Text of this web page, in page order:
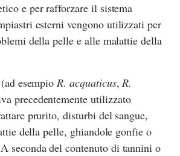
e per rafforzare il sistema
esterni vengono utilizzati per
della pelle e alle malattie della
esempioR. acquaticus,R.
precedentemente utilizzato
prurito, disturbi del sangue,
della pelle, ghiandole gonfie o
seconda del contenuto di tannini o